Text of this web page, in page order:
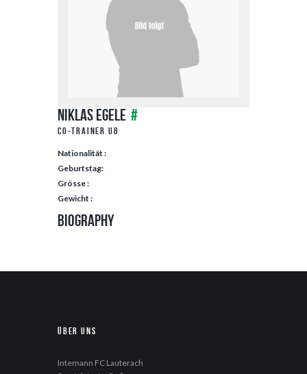
Niklas Egele #
Co-Trainer U8
Nationalität :
Geburtstag:
Grösse :
Gewicht :
Biography
Über uns
Intemann FC Lauterach